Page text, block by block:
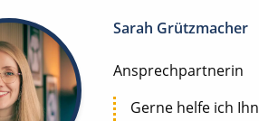
Sarah Grützmacher
Ansprechpartnerin
Gerne helfe ich